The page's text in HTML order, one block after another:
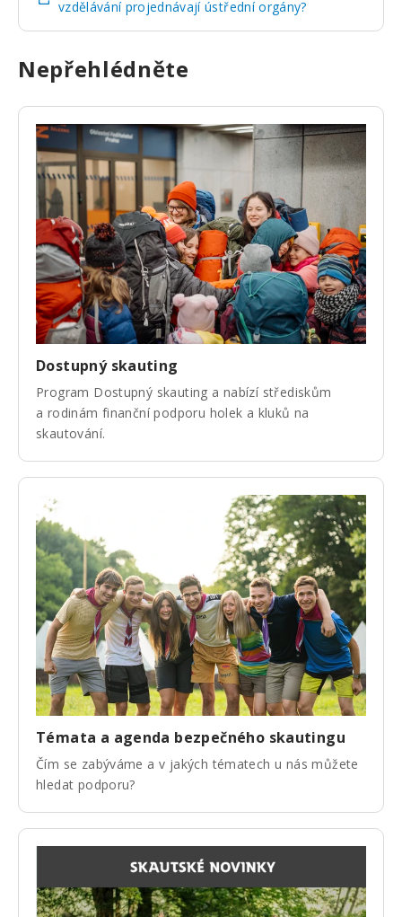
vzdělávání projednávají ústřední orgány?
Nepřehlédněte
Dostupný skauting
Program Dostupný skauting a nabízí střediskům
a rodinám finanční podporu holek a kluků na
skautování.
Témata a agenda bezpečného skautingu
Čím se zabýváme a v jakých tématech u nás můžete
hledat podporu?